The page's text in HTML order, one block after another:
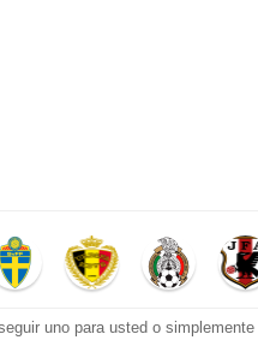
uno para usted o